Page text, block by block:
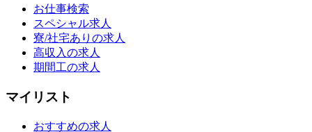
お仕事検索
スペシャル求人
寮/社宅ありの求人
高収入の求人
期間工の求人
マイリスト
おすすめの求人